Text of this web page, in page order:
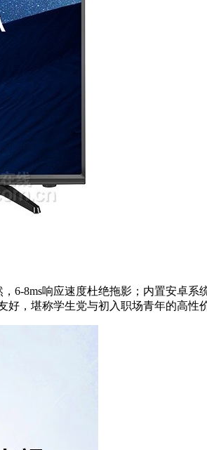
6-8ms响应速度杜绝拖影；内置安卓
，堪称学生党与初入职场青年的高性